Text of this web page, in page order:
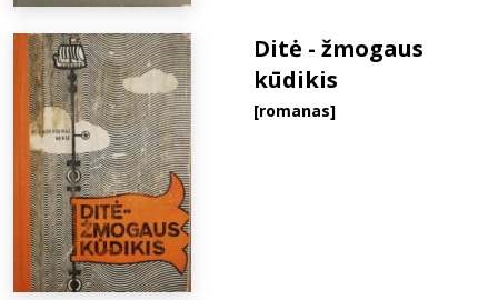
Ditė - žmogaus
kūdikis
[romanas]